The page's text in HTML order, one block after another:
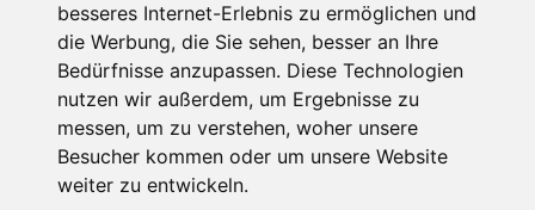
besseres Internet-Erlebnis zu ermöglichen und
die Werbung, die Sie sehen, besser an Ihre
Bedürfnisse anzupassen. Diese Technologien
nutzen wir außerdem, um Ergebnisse zu
messen, um zu verstehen, woher unsere
Besucher kommen oder um unsere Website
weiter zu entwickeln.
About Us
Advertising
Contact Us